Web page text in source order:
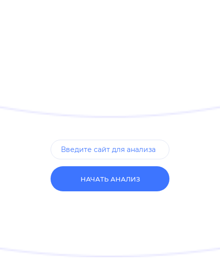
НАЧАТЬ АНАЛИЗ